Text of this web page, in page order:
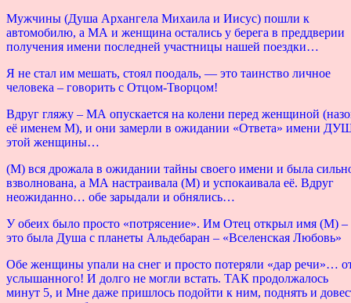
Мужчины (Душа Архангела Михаила и Иисус) пошли к
автомобилю, а МА и женщина остались у берега в преддверии
получения имени последней участницы нашей поездки…
Я не стал им мешать, стоял поодаль, — это таинство личное
человека – говорить с Отцом-Творцом!
Вдруг гляжу – МА опускается на колени перед женщиной
её именем М), и они замерли в ожидании «Ответа» имени
этой женщины…
(М) вся дрожала в ожидании тайны своего имени и была
взволнована, а МА настраивала (М) и успокаивала её. Вдруг
неожиданно… обе зарыдали и обнялись…
У обеих было просто «потрясение». Им Отец открыл имя (М) –
это была Душа с планеты Альдебаран – «Вселенская Любовь»
Обе женщины упали на снег и просто потеряли «дар речи»…
услышанного! И долго не могли встать. ТАК продолжалось
минут 5, и Мне даже пришлось подойти к ним, поднять и